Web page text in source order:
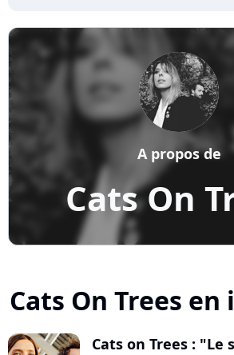
Cats On
A propos de
Cats On Trees
Cats on Trees : "Le